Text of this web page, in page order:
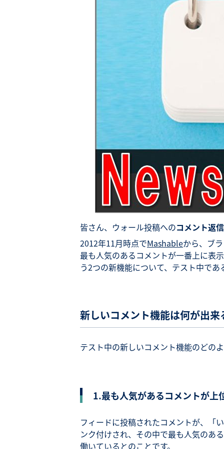
皆さん、ウォール投稿へのコメント返
2012年11月時点でMashableから、ブ
最も人気のあるコメントが一番上に表
う2つの新機能について、テスト中で
新しいコメント機能は何が出
テスト中の新しいコメント機能のどの
1.最も人気があるコメントが上
フィードに投稿されたコメントが、「
ンク付けされ、その中で最も人気のあ
働いているとのことです。